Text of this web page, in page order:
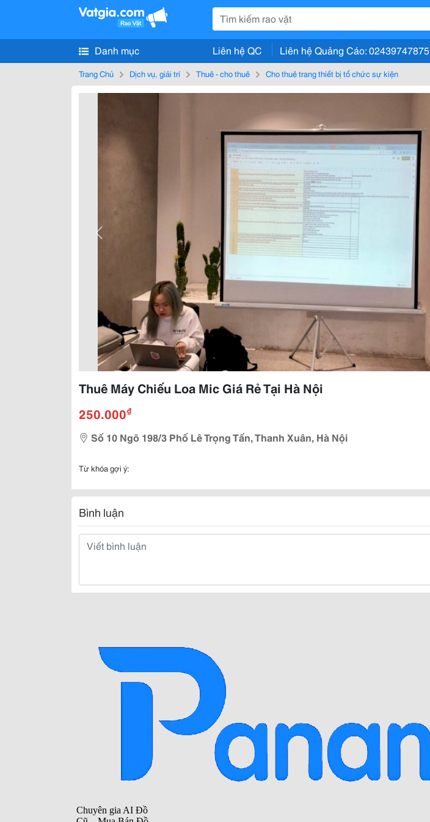
Danh mục Liên hệ QC Liên hệ Quảng Cáo: 02439747875
Trang Chủ Dịch vụ, giải trí Thuê - cho thuê Cho thuê trang thiết bị tổ chức sự kiện
Thuê Máy Chiếu Loa Mic Giá Rẻ Tại Hà Nội
250.000₫
Số 10 Ngõ 198/3 Phố Lê Trọng Tấn, Thanh Xuân, Hà Nội
Từ khóa gợi ý:
Bình luận